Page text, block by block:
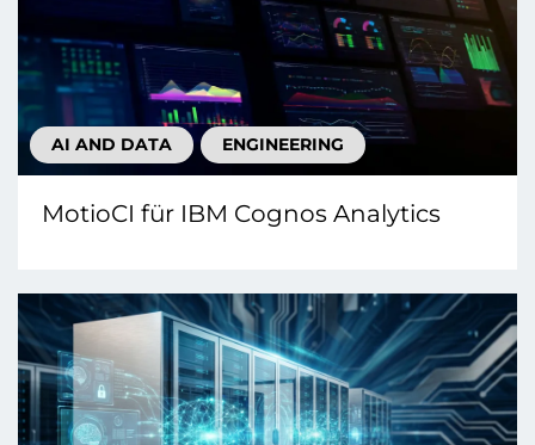
AI AND DATA ENGINEERING
MotioCI für IBM Cognos Analytics